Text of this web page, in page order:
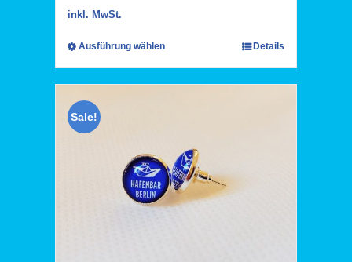
inkl. MwSt.
Ausführung wählen Details
Sale!